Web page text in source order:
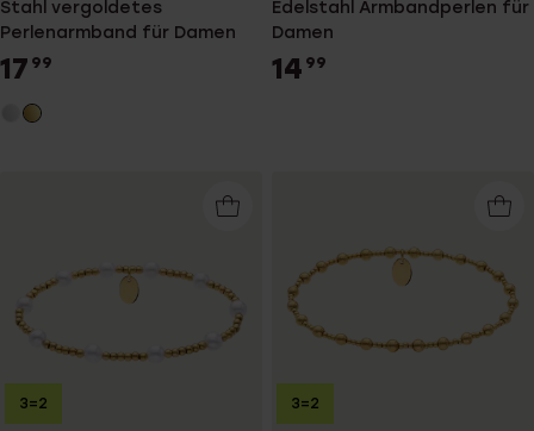
Stahl vergoldetes
Perlenarmband für Damen
17 99
Edelstahl Armbandperlen für
Damen
14 99
3=2 3=2